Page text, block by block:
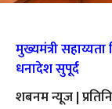
मुख्यमंत्री
धनादेश सुपूर्द
शबनम न्यूज |